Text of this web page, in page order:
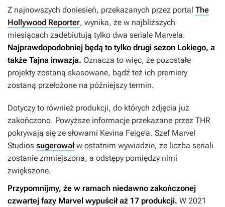
Z najnowszych doniesień, przekazanych przez portal The
Hollywood Reporter, wynika, że w najbliższych
miesiącach zadebiutują tylko dwa seriale Marvela.
Najprawdopodobniej będą to tylko drugi sezon Lokiego, a
także Tajna inwazja. Oznacza to więc, że pozostałe
projekty zostaną skasowane, bądź też ich premiery
zostaną przełożone na późniejszy termin.
Dotyczy to również produkcji, do których zdjęcia już
zakończono. Powyższe informacje przekazane przez THR
pokrywają się ze słowami Kevina Feige’a. Szef Marvel
Studios sugerowałw ostatnim wywiadzie, że liczba seriali
zostanie zmniejszona, a odstępy pomiędzy nimi
zwiększone.
Przypomnijmy, że w ramach niedawno zakończonej
czwartej fazy Marvel wypuścił aż 17 produkcji. W 2021